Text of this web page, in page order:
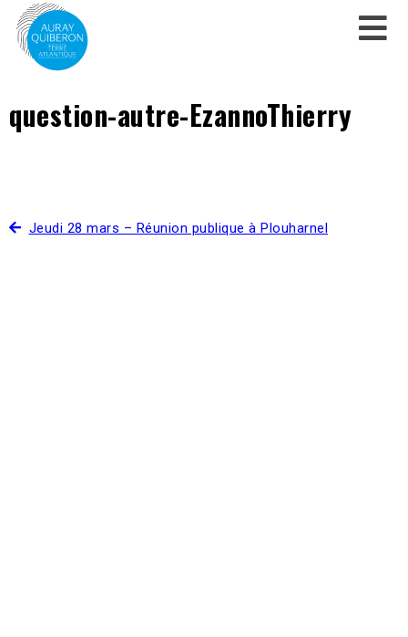
question-autre-EzannoThierry
Jeudi 28 mars – Réunion publique à Plouharnel